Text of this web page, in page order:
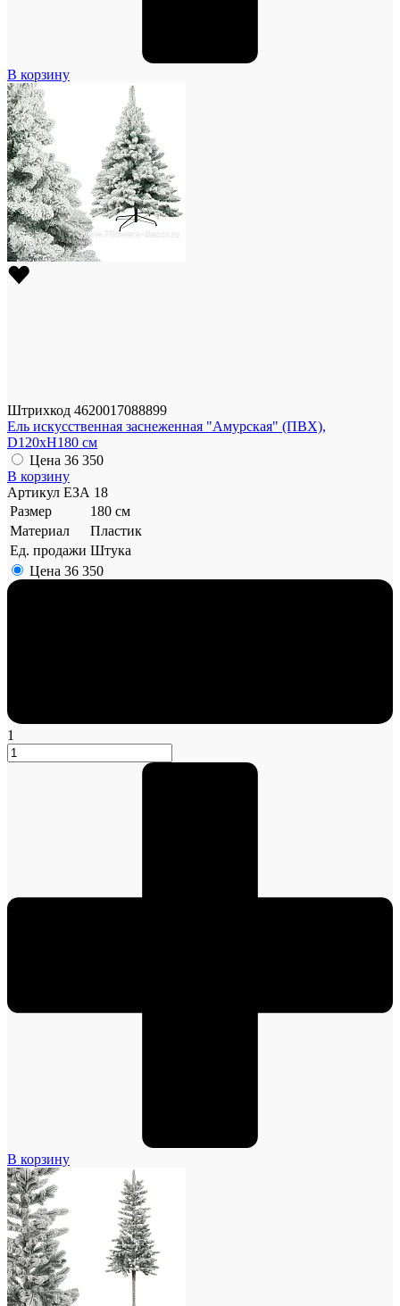
В корзину
Штрихкод 4620017088899
Ель искусственная заснеженная "Амурская" (ПВХ),
D120xH180 см
Цена 36 350
В корзину
Артикул ЕЗА 18
Размер
180 см
Материал
Пластик
Ед. продажи Штука
Цена 36 350
1
В корзину